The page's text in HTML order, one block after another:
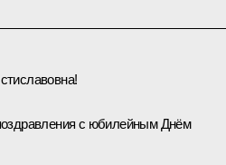
с юбилейным Днём